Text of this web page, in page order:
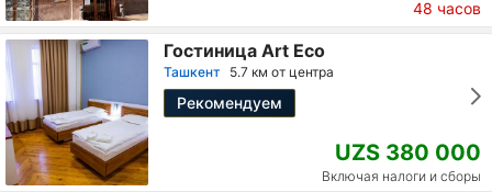
48 часов
Гостиница Art Eco
Ташкент 5.7 км от центра
Рекомендуем
UZS 380 000
Включая налоги и сборы